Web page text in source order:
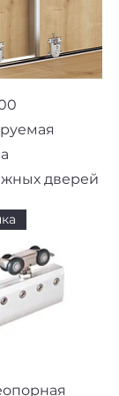
просмотр
дверей
просмотр